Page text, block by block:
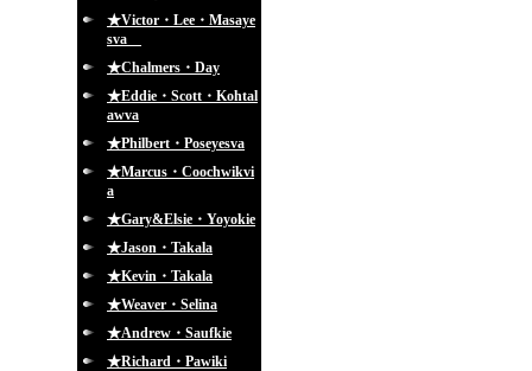
★Victor・Lee・Masaye
sva
★Chalmers・Day
★Eddie・Scott・Kohtal
awva
★Philbert・Poseyesva
★Marcus・Coochwikvi
a
★Gary&Elsie・Yoyokie
★Jason・Takala
★Kevin・Takala
★Weaver・Selina
★Andrew・Saufkie
★Richard・Pawiki